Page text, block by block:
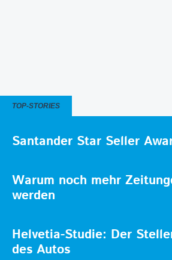
TOP-STORIES
Santander Star Seller
Warum noch mehr
werden
Helvetia-Studie: Der
des Autos